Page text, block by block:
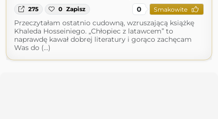
275 0 Zapisz 0 Smakowite
Przeczytałam ostatnio cudowną, wzruszającą książkę
Khaleda Hosseiniego. „Chłopiec z latawcem” to
naprawdę kawał dobrej literatury i gorąco zachęcam
Was do (...)